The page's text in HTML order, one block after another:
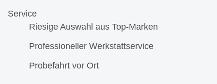
Service
Riesige Auswahl aus Top-Marken
Professioneller Werkstattservice
Probefahrt vor Ort